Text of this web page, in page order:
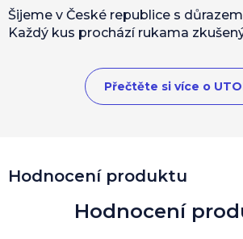
Hodnocení produktu
Šijeme v České republice s
Každý kus prochází rukama
Přečtěte si více o